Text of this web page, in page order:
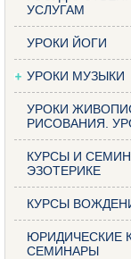
УСЛУГАМ
УРОКИ ЙОГИ
УРОКИ МУЗЫКИ
УРОКИ
РИСОВАНИЯ.
КУРСЫ И
ЭЗОТЕРИКЕ
КУРСЫ
ЮРИДИЧЕСКИЕ
СЕМИНАРЫ